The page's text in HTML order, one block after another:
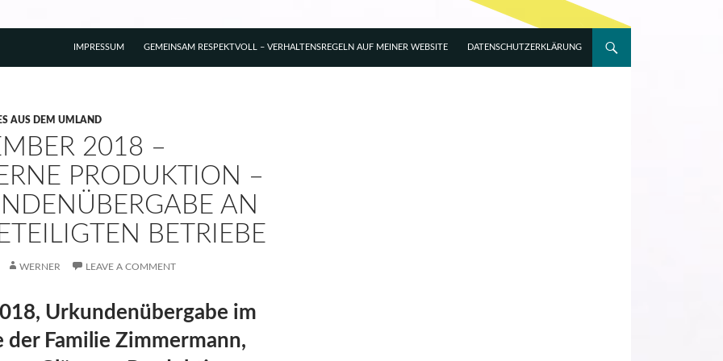
DATENSCHUTZERKLÄRUNG
GEMEINSAM RESPEKTVOLL – VERHALTENSREGELN AUF MEINER WEBSITE
IMPRESSUM
AUS DEM UMLAND
2018 –
PRODUKTION –
AN
BETRIEBE
WERNER LEAVE A COMMENT
Urkundenübergabe im
der Familie Zimmermann,